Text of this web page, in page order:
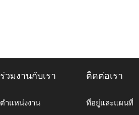
ร่วมงานกับเรา
ตำแหน่งงาน
ติดต่อเรา
ที่อยู่และแผนที่